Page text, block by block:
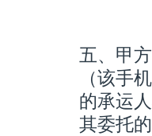
五、甲
（该手
的承运
其委托